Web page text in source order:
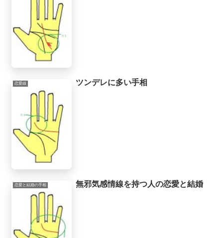
恋愛線 ツンデレに多い手相
恋愛と結婚の手相 無邪気感情線を持つ人の恋愛と結婚